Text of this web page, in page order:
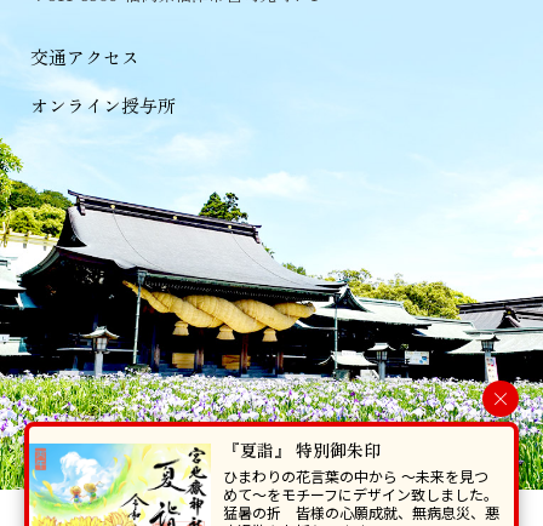
交通アクセス
オンライン授与所
当ホームページで掲載の写真・イラスト等を無断で転写･複製することを
×
『夏詣』 特別御朱印
ひまわりの花言葉の中から 〜未来を見つ
めて〜をモチーフにデザイン致しました。
猛暑の折 皆様の心願成就、無病息災、悪